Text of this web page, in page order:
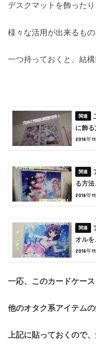
デスクマットを飾った
様々な活用が出来るもの
一つ持っておくと、結
に飾る
2018年
る方法
2018年
オルを
2018年
一応、このカードケース
他のオタク系アイテムの
上記に貼っておくので